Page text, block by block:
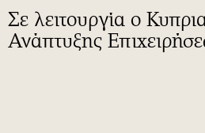
Σε λειτουργία ο
Ανάπτυξης